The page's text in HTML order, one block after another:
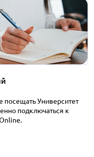
посещать Университет
подключаться к